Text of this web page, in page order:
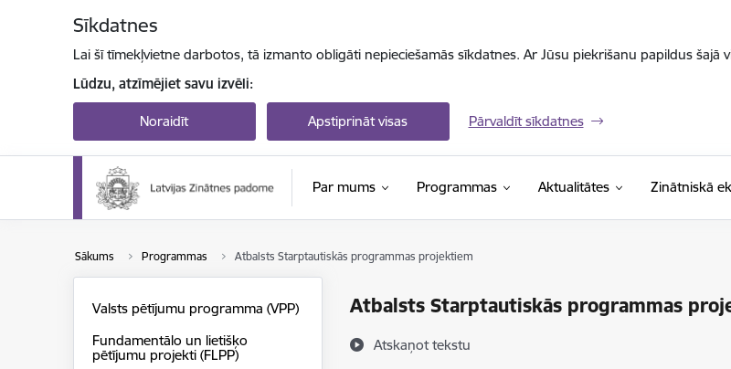
Sīkdatnes
Lai šī tīmekļvietne darbotos, tā izmanto obligāti nepieciešamās sīkdatnes. Ar Jūsu piekrišanu papildus
Lūdzu, atzīmējiet savu izvēli:
Noraidīt Apstiprināt visas Pārvaldīt sīkdatnes
Par mums Programmas Aktualitātes Zinātniskā
Sākums Programmas Atbalsts Starptautiskās programmas projektiem
Atbalsts Starptautiskās programmas
Atskaņot tekstu
Valsts pētījumu programma (VPP)
Fundamentālo un lietišķo
pētījumu projekti (FLPP)